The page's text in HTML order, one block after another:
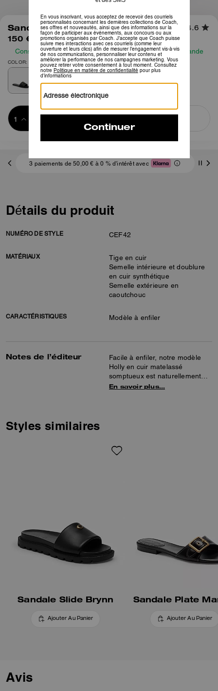
1/7
Sandale Holly matelassée 4.6
150 €
Consultez notre guide des tailles avant de passer commande
COLOR: Noir
Ajouter au
ADDING TO
3 paiements de 50,00 € à 0 % d'intérêt avec
Détails du produit
NUMÉRO DE STYLE CEF42
MATÉRIAUX
Tige en cuir
Semelle intérieure et doublure
en cuir synthétique
Semelle extérieure en
caoutchouc
CARACTÉRISTIQUES Modèle à enfiler
Notes de l’éditeur
Facile à enfiler, notre modèle
Holly en cuir matelassé
somptueux est naturellement
élégant. Cette sandale plate
une touche traditionnelle.
En savoir plus…
Styles similaires
Sandale Slide Brynn
Ajouter Au Panier
Sandale Plate
Ajouter Au Panier
Avis